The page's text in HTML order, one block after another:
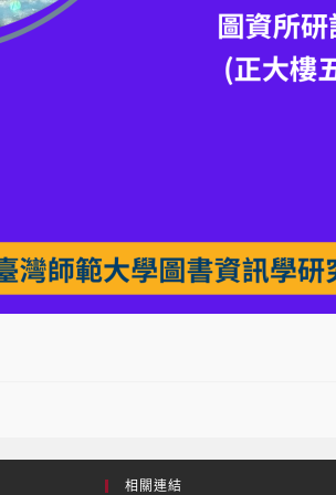
相關連結